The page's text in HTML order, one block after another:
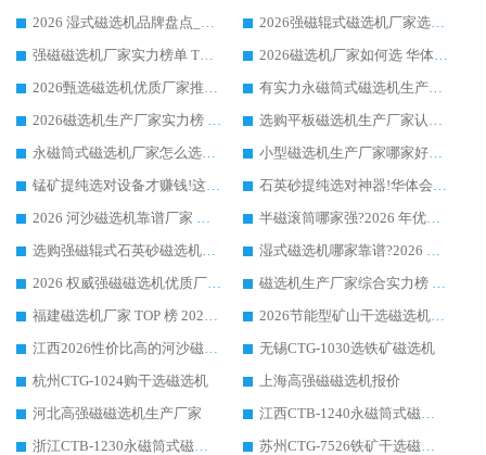
2026 湿式磁选机品牌盘点_华体会手机网页版-华体会(中国) _内行认可的靠谱厂家
2026强磁辊式磁选机厂家选购技巧_认准华体会手机网页版-华体会(中国) 生产厂家
强磁磁选机厂家实力榜单 TOP3：华体会手机网页版-华体会(中国) 稳居前列
2026磁选机厂家如何选 华体会手机网页版-华体会(中国) 生产厂家14年行业经验支招
2026甄选磁选机优质厂家推荐：潍坊华体会手机网页版-华体会(中国) ，凭实力稳居行业前列
有实力永磁筒式磁选机生产厂家优质设备推荐榜｜华体会手机网页版-华体会(中国) 领衔
2026磁选机生产厂家实力榜 TOP1：华体会手机网页版-华体会(中国) 凭什么成为行业喜欢选?
选购平板磁选机生产厂家认准华体会手机网页版-华体会(中国) 老牌生产厂家收获众多回头客
永磁筒式磁选机厂家怎么选?14 年老厂华体会手机网页版-华体会(中国) 凭实力出圈，这 5 大优势太圈粉
小型磁选机生产厂家哪家好?2026 年实测推荐，华体会手机网页版-华体会(中国) 十年口碑厂值得闭眼入
锰矿提纯选对设备才赚钱!这家临朐厂家的强磁辊磁选机凭啥成行业标杆?
石英砂提纯选对神器!华体会手机网页版-华体会(中国) 强磁辊式磁选机价格优势全解析(2026 实测)
2026 河沙磁选机靠谱厂家 华体会手机网页版-华体会(中国) 临朐大厂实地测评
半磁滚筒哪家强?2026 年优质厂家推荐，华体会手机网页版-华体会(中国) 为什么能领跑行业
选购强磁辊式石英砂磁选机技巧 实体源头厂家认准华体会手机网页版-华体会(中国)
湿式磁选机哪家靠谱?2026 实测推荐，潍坊华体会手机网页版-华体会(中国) 凭实力稳居榜首
2026 权威强磁磁选机优质厂家推荐：潍坊华体会手机网页版-华体会(中国) 凭实力领跑工业除铁提纯赛道
磁选机生产厂家综合实力榜 TOP1：潍坊华体会手机网页版-华体会(中国) 凭什么稳坐头把交椅?
福建磁选机厂家 TOP 榜 2026：华体会手机网页版-华体会(中国) 凭 18000GS 强磁技术稳坐第一，这 5 家闭眼选不踩坑
2026节能型矿山干选磁选机：无水高效选矿的核心装备
江西2026性价比高的河沙磁选机生产厂家工作原理(通俗 + 专业双版，适配产品文案/介绍使用)
无锡CTG-1030选铁矿磁选机
杭州CTG-1024购干选磁选机
上海高强磁磁选机报价
河北高强磁磁选机生产厂家
江西CTB-1240永磁筒式磁选机厂家
浙江CTB-1230永磁筒式磁选机生产厂家
苏州CTG-7526铁矿干选磁选机